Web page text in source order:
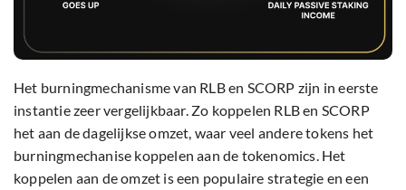
Het burningmechanisme van RLB en SCORP zijn in eerste
instantie zeer vergelijkbaar. Zo koppelen RLB en SCORP
het aan de dagelijkse omzet, waar veel andere tokens het
burningmechanise koppelen aan de tokenomics. Het
koppelen aan de omzet is een populaire strategie en een